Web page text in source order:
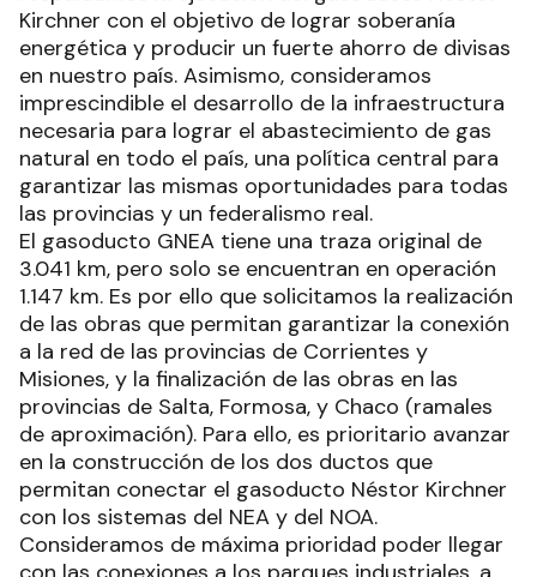
Los gobernadores del Norte Grande Argentino
respaldamos la ejecución del gasoducto Néstor
Kirchner con el objetivo de lograr soberanía
energética y producir un fuerte ahorro de divisas
en nuestro país. Asimismo, consideramos
imprescindible el desarrollo de la infraestructura
necesaria para lograr el abastecimiento de gas
natural en todo el país, una política central para
garantizar las mismas oportunidades para todas
las provincias y un federalismo real.
El gasoducto GNEA tiene una traza original de
3.041 km, pero solo se encuentran en operación
1.147 km. Es por ello que solicitamos la realización
de las obras que permitan garantizar la conexión
a la red de las provincias de Corrientes y
Misiones, y la finalización de las obras en las
provincias de Salta, Formosa, y Chaco (ramales
de aproximación). Para ello, es prioritario avanzar
en la construcción de los dos ductos que
permitan conectar el gasoducto Néstor Kirchner
con los sistemas del NEA y del NOA.